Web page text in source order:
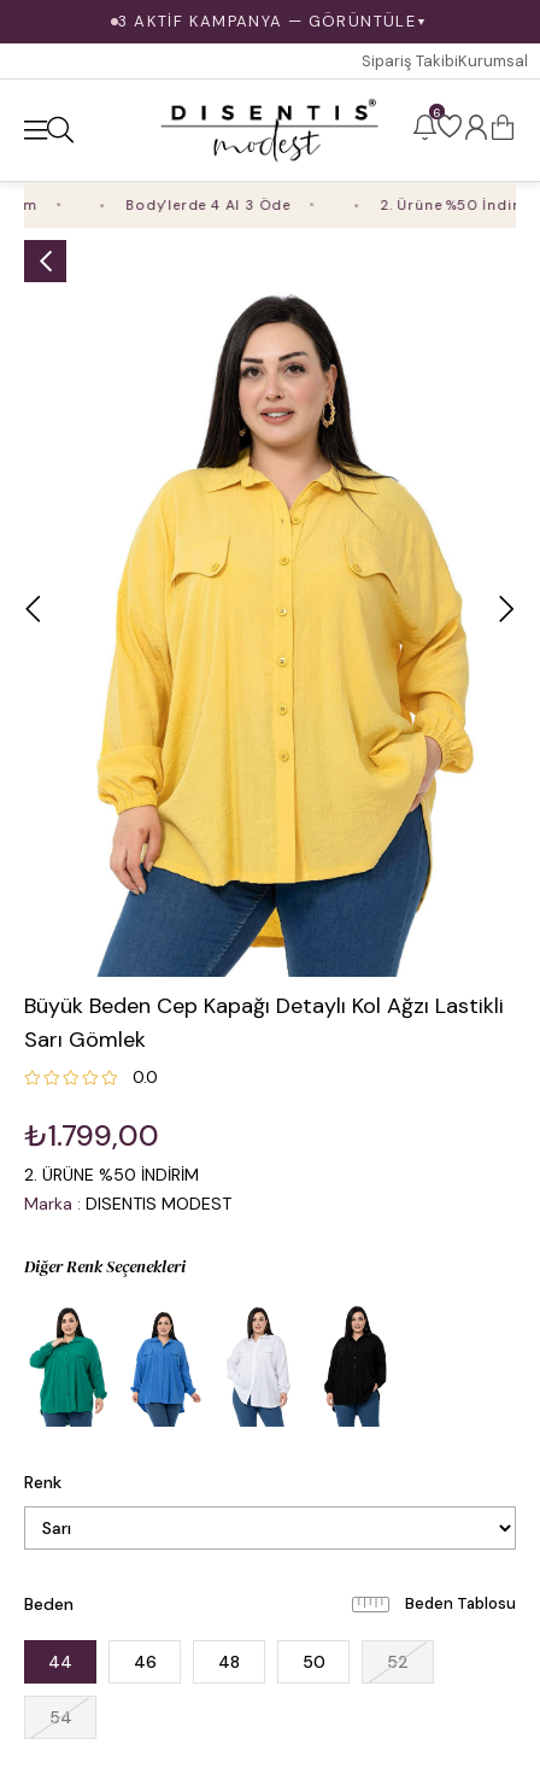
3 AKTİF KAMPANYA — GÖRÜNTÜLE ▼
Sipariş TakibiKurumsal
6
Body'lerde 4 Al 3 Öde 2. Ürüne %50 İndirim
Büyük Beden Cep Kapağı Detaylı Kol Ağzı Lastikli
Sarı Gömlek
0.0
₺1.799,00
2. ÜRÜNE %50 İNDİRİM
Marka : DISENTIS MODEST
Diğer Renk Seçenekleri
Renk
Beden Beden Tablosu
44 46 48 50 52
54